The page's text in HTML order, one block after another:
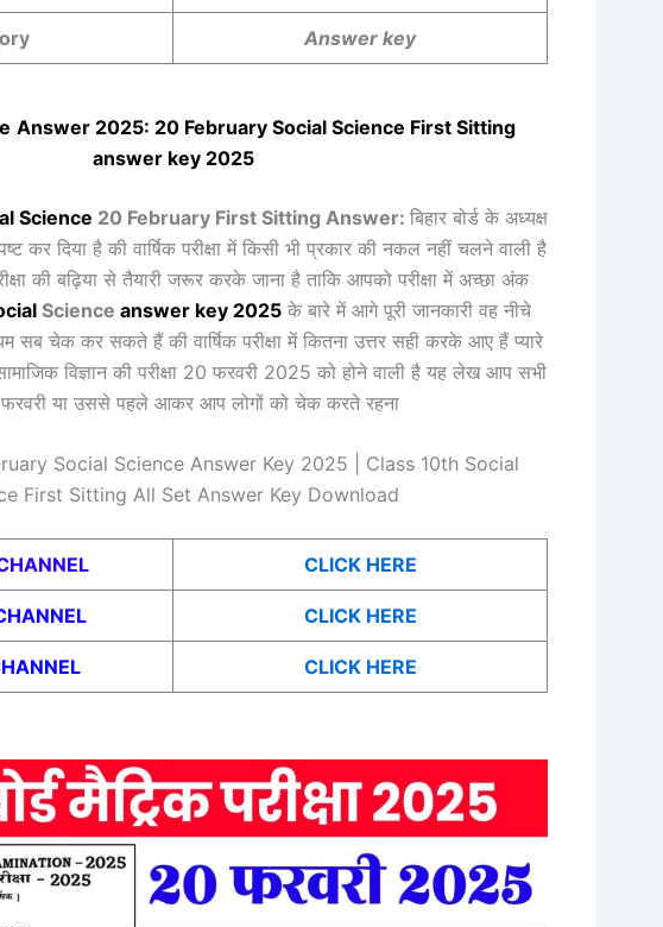
Answer key
Answer 2025: 20 February Social Science First Sitting
answer key 2025
Science 20 February First Sitting Answer: बिहार बोर्ड के अध्यक्ष
कर दिया है की वार्षिक परीक्षा में किसी भी प्रकार की नकल नहीं चलने वाली है
की बढ़िया से तैयारी जरूर करके जाना है ताकि आपको परीक्षा में अच्छा अंक
Science answer key 2025 के बारे में आगे पूरी जानकारी वह नीचे
सब चेक कर सकते हैं की वार्षिक परीक्षा में कितना उत्तर सही करके आए हैं प्यारे
विज्ञान की परीक्षा 20 फरवरी 2025 को होने वाली है यह लेख आप सभी
या उससे पहले आकर आप लोगों को चेक करते रहना
Social Science Answer Key 2025 | Class 10th Social
First Sitting All Set Answer Key Download
CLICK HERE
CLICK HERE
CLICK HERE